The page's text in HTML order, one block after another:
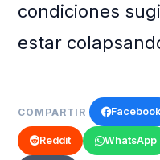
condiciones
estar
COMPARTIR Facebook
Reddit WhatsApp